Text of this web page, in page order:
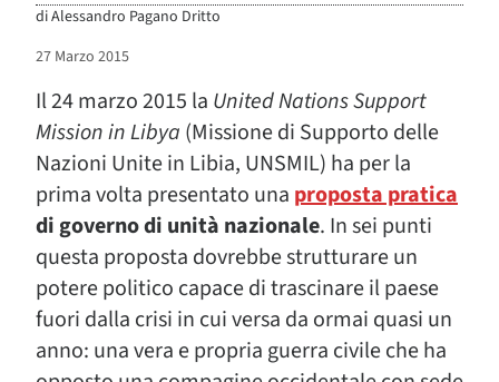
diAlessandro Pagano Dritto
27 Marzo 2015
Il 24 marzo 2015 la United Nations Support
Mission in Libya (Missione di Supporto delle
Nazioni Unite in Libia, UNSMIL) ha per la
prima volta presentato una proposta pratica
di governo di unità nazionale. In sei punti
questa proposta dovrebbe strutturare un
potere politico capace di trascinare il paese
fuori dalla crisi in cui versa da ormai quasi un
anno: una vera e propria guerra civile che ha